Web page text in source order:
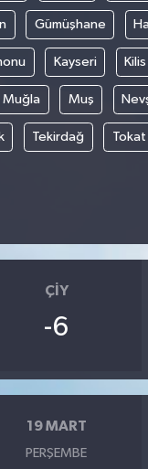
Gümüşhane
Kayseri Kilis
Muğla Muş
Tekirdağ Tokat
ÇIY
-6
19 MART
PERŞEMBE